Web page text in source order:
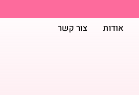
אודות צור קשר